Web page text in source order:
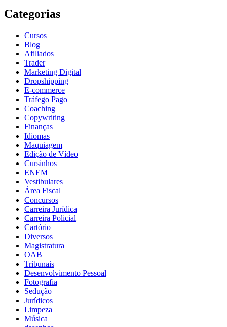
Categorias
Cursos
Blog
Afiliados
Trader
Marketing Digital
Dropshipping
E-commerce
Tráfego Pago
Coaching
Copywriting
Finanças
Idiomas
Maquiagem
Edição de Vídeo
Cursinhos
ENEM
Vestibulares
Área Fiscal
Concursos
Carreira Jurídica
Carreira Policial
Cartório
Diversos
Magistratura
OAB
Tribunais
Desenvolvimento Pessoal
Fotografia
Sedução
Jurídicos
Limpeza
Música